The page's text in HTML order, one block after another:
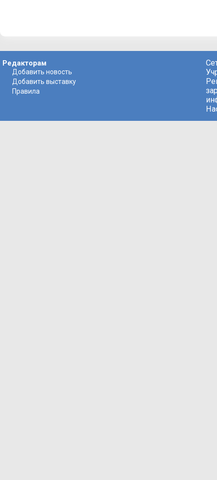
Редакторам
Добавить новость
Добавить выставку
Правила